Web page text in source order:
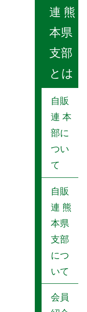
連 熊
本県
支部
とは
自販
連 本
部に
つい
て
自販
連 熊
本県
支部
につ
いて
会員